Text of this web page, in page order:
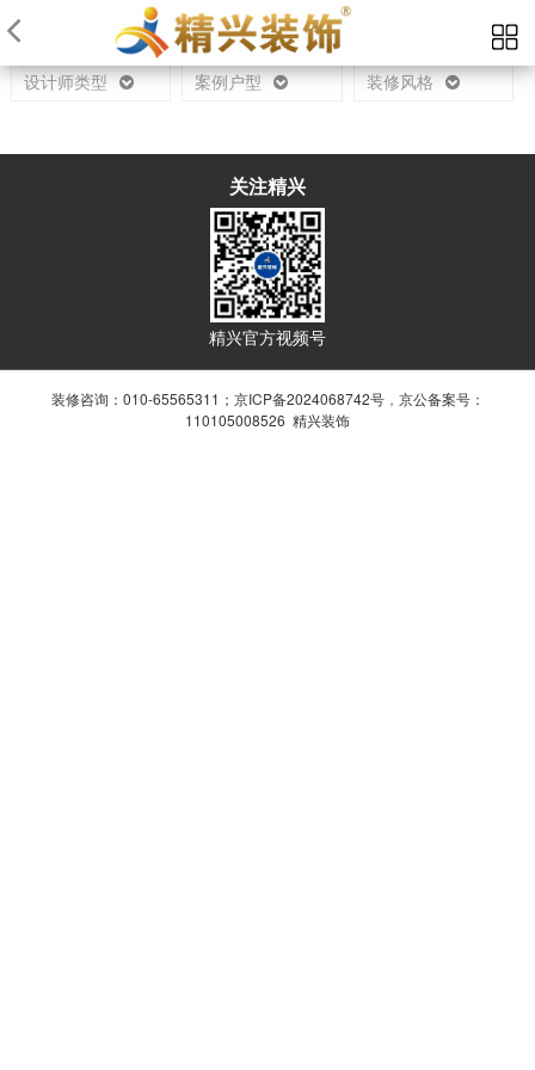
当前位置： 首页 设计师
设计师类型 案例户型 装修风格
关注精兴
精兴官方视频号
装修咨询：010-65565311； 京ICP备2024068742号， 京公备案号：
110105008526 精兴装饰